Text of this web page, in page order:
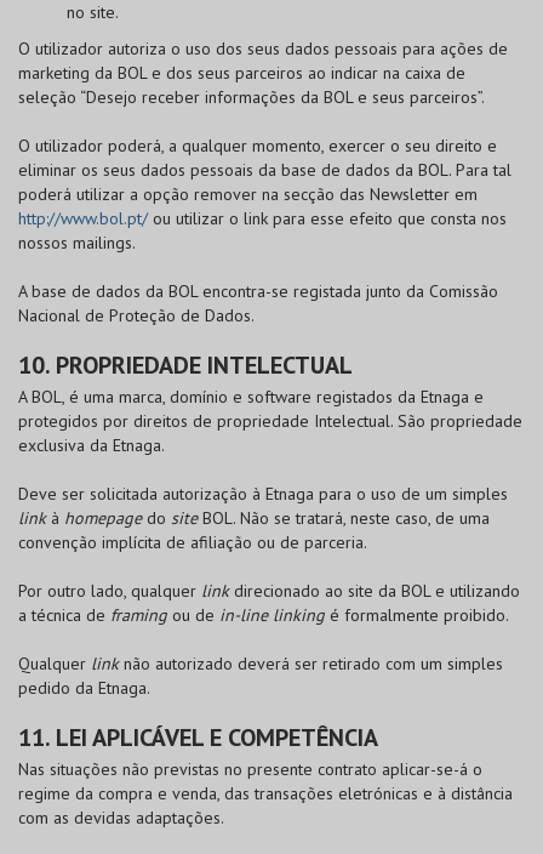
no site.
O utilizador autoriza o uso dos seus dados pessoais para ações de
marketing da BOLe dos seus parceiros ao indicar na caixa de
seleção “Desejo receber informações da BOLe seus parceiros”.
O utilizador poderá, a qualquer momento, exercer o seu direito e
eliminar os seus dados pessoais da base de dados da BOL. Para tal
poderá utilizar a opção remover na secção das Newsletter em
http://www.bol.pt/ou utilizar o link para esse efeito que consta nos
nossos mailings.
A base de dados da BOLencontra-se registada junto da Comissão
Nacional de Proteção de Dados.
10. PROPRIEDADE INTELECTUAL
ABOL, é uma marca, domínio e software registados da Etnaga e
protegidos por direitos de propriedade Intelectual. São propriedade
exclusiva da Etnaga.
Deve ser solicitada autorização à Etnaga para o uso de um simples
linkà homepagedo site BOL. Não se tratará, neste caso, de uma
convenção implícita de afiliação ou de parceria.
Por outro lado, qualquer linkdirecionado ao site da BOLe utilizando
a técnica de framing ou de in-line linking é formalmente proibido.
Qualquer linknão autorizado deverá ser retirado com um simples
pedido da Etnaga.
11. LEI APLICÁVEL E COMPETÊNCIA
Nas situações não previstas no presente contrato aplicar-se-á o
regime da compra e venda, das transações eletrónicas e à distância
com as devidas adaptações.